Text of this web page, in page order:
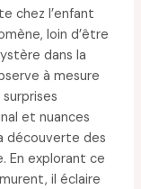
chez l’enfant
loin d’être
dans la
à mesure
et nuances
découverte des
En explorant ce
il éclaire